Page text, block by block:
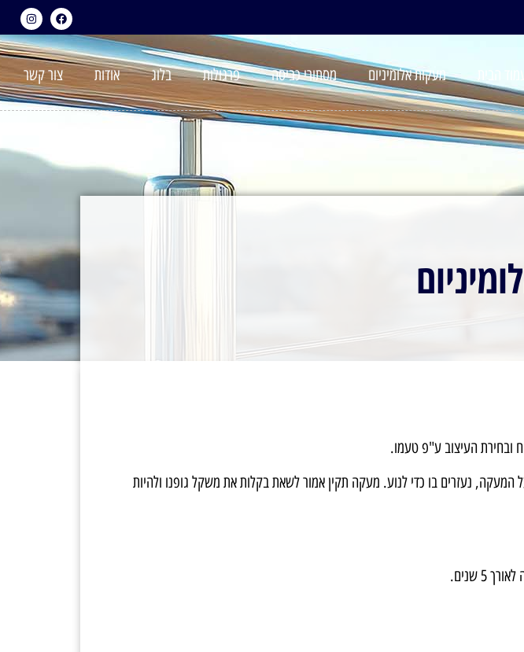
עמוד הבית מעקות אלומיניום מסתורי כביסה פרגולות בלוג אודות צור קשר
ובחירת העיצוב ע"פ טעמו.
המעקה, נעזרים בו כדי לנוע. מעקה תקין אמור לשאת בקלות את משקל גופנו ולהיות
שנים.